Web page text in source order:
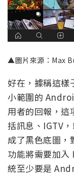
▲圖片來源：Max
好在，據稱這樣
小範圍的
用者的回報，
括訊息、IGTV
成了黑色底圖，
功能將需要加
統至少要是